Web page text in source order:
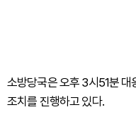
소방당국은 오후 3시51분 대
조치를 진행하고 있다.